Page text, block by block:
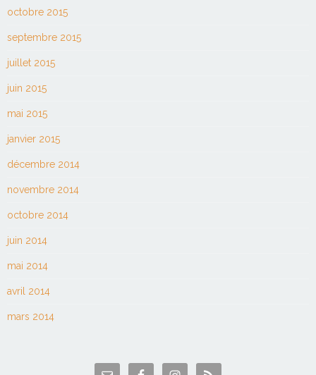
octobre 2015
septembre 2015
juillet 2015
juin 2015
mai 2015
janvier 2015
décembre 2014
novembre 2014
octobre 2014
juin 2014
mai 2014
avril 2014
mars 2014